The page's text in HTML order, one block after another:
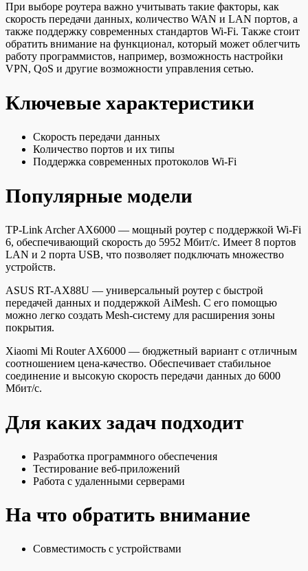
При выборе роутера важно учитывать такие факторы, как
скорость передачи данных, количество WAN и LAN портов, а
также поддержку современных стандартов Wi-Fi. Также стоит
обратить внимание на функционал, который может облегчить
работу программистов, например, возможность настройки
VPN, QoS и другие возможности управления сетью.
Ключевые характеристики
Скорость передачи данных
Количество портов и их типы
Поддержка современных протоколов Wi-Fi
Популярные модели
TP-Link Archer AX6000 — мощный роутер с поддержкой Wi-Fi
6, обеспечивающий скорость до 5952 Мбит/с. Имеет 8 портов
LAN и 2 порта USB, что позволяет подключать множество
устройств.
ASUS RT-AX88U — универсальный роутер с быстрой
передачей данных и поддержкой AiMesh. С его помощью
можно легко создать Mesh-систему для расширения зоны
покрытия.
Xiaomi Mi Router AX6000 — бюджетный вариант с отличным
соотношением цена-качество. Обеспечивает стабильное
соединение и высокую скорость передачи данных до 6000
Мбит/с.
Для каких задач подходит
Разработка программного обеспечения
Тестирование веб-приложений
Работа с удаленными серверами
На что обратить внимание
Совместимость с устройствами